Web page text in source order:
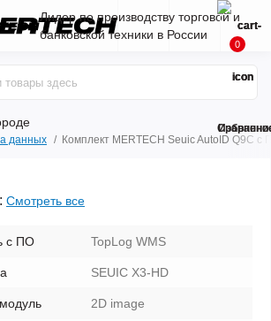
Лидер по производству торговой и
банковской техники в России
0
данных Комплект MERTECH Seuic AutoID Q9C с
Смотреть все
с ПО TopLog WMS
SEUIC X3-HD
2D image